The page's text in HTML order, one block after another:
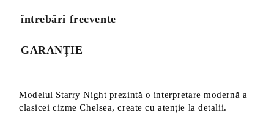
întrebări frecvente
GARANȚIE
Modelul Starry Night prezintă o interpretare modernă a
clasicei cizme Chelsea, create cu atenție la detalii.